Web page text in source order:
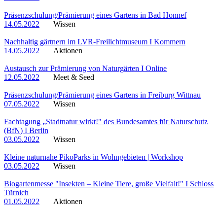
Präsenzschulung/Prämierung eines Gartens in Bad Honnef
14.05.2022
Wissen
Nachhaltig gärtnern im LVR-Freilichtmuseum I Kommern
14.05.2022
Aktionen
Austausch zur Prämierung von Naturgärten I Online
12.05.2022
Meet & Seed
Präsenzschulung/Prämierung eines Gartens in Freiburg Wittnau
07.05.2022
Wissen
Fachtagung „Stadtnatur wirkt!" des Bundesamtes für Naturschutz
(BfN) I Berlin
03.05.2022
Wissen
Kleine naturnahe PikoParks in Wohngebieten | Workshop
03.05.2022
Wissen
Biogartenmesse "Insekten – Kleine Tiere, große Vielfalt!" I Schloss
Türnich
01.05.2022
Aktionen